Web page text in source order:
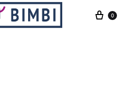
Cart
0